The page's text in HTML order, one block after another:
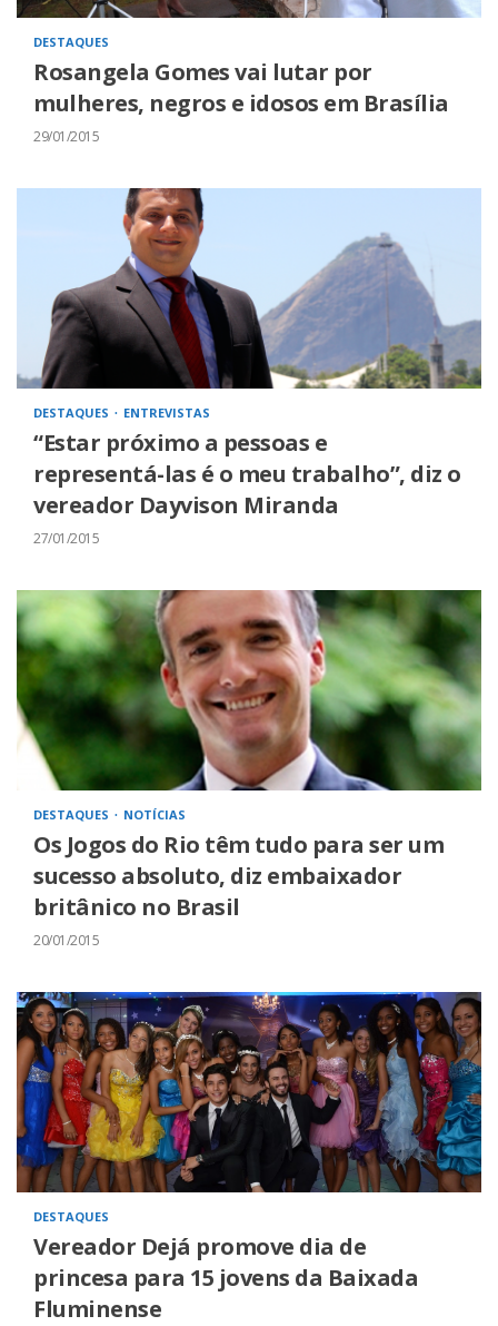
DESTAQUES
Rosangela Gomes vai lutar por
mulheres, negros e idosos em Brasília
29/01/2015
DESTAQUES ENTREVISTAS
“Estar próximo a pessoas e
representá-­las é o meu trabalho”, diz o
vereador Dayvison Miranda
27/01/2015
DESTAQUES NOTÍCIAS
Os Jogos do Rio têm tudo para ser um
sucesso absoluto, diz embaixador
britânico no Brasil
20/01/2015
DESTAQUES
Vereador Dejá promove dia de
princesa para 15 jovens da Baixada
Fluminense